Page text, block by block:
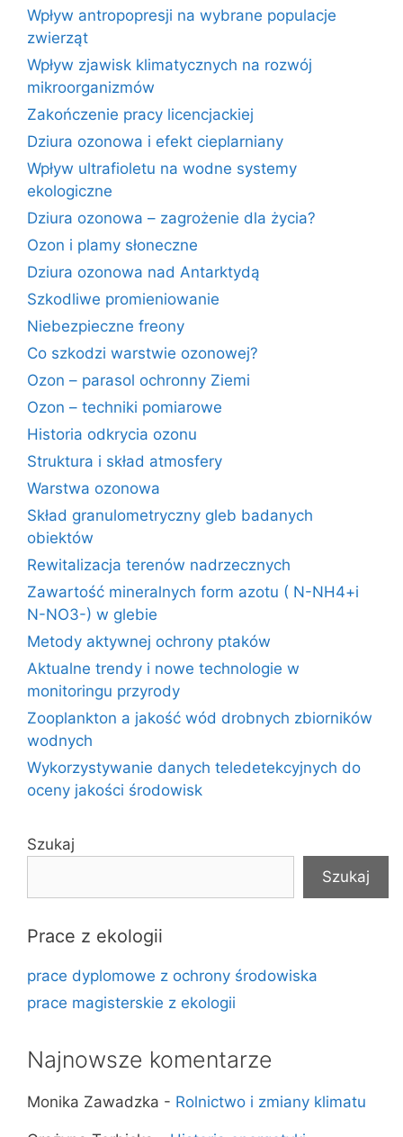
Wpływ antropopresji na wybrane populacje
zwierząt
Wpływ zjawisk klimatycznych na rozwój
mikroorganizmów
Zakończenie pracy licencjackiej
Dziura ozonowa i efekt cieplarniany
Wpływ ultrafioletu na wodne systemy
ekologiczne
Dziura ozonowa – zagrożenie dla życia?
Ozon i plamy słoneczne
Dziura ozonowa nad Antarktydą
Szkodliwe promieniowanie
Niebezpieczne freony
Co szkodzi warstwie ozonowej?
Ozon – parasol ochronny Ziemi
Ozon – techniki pomiarowe
Historia odkrycia ozonu
Struktura i skład atmosfery
Warstwa ozonowa
Skład granulometryczny gleb badanych
obiektów
Rewitalizacja terenów nadrzecznych
Zawartość mineralnych form azotu ( N-NH4+i
N-NO3-) w glebie
Metody aktywnej ochrony ptaków
Aktualne trendy i nowe technologie w
monitoringu przyrody
Zooplankton a jakość wód drobnych zbiorników
wodnych
Wykorzystywanie danych teledetekcyjnych do
oceny jakości środowisk
Szukaj
Szukaj
Prace z ekologii
prace dyplomowe z ochrony środowiska
prace magisterskie z ekologii
Najnowsze komentarze
Monika Zawadzka - Rolnictwo i zmiany klimatu